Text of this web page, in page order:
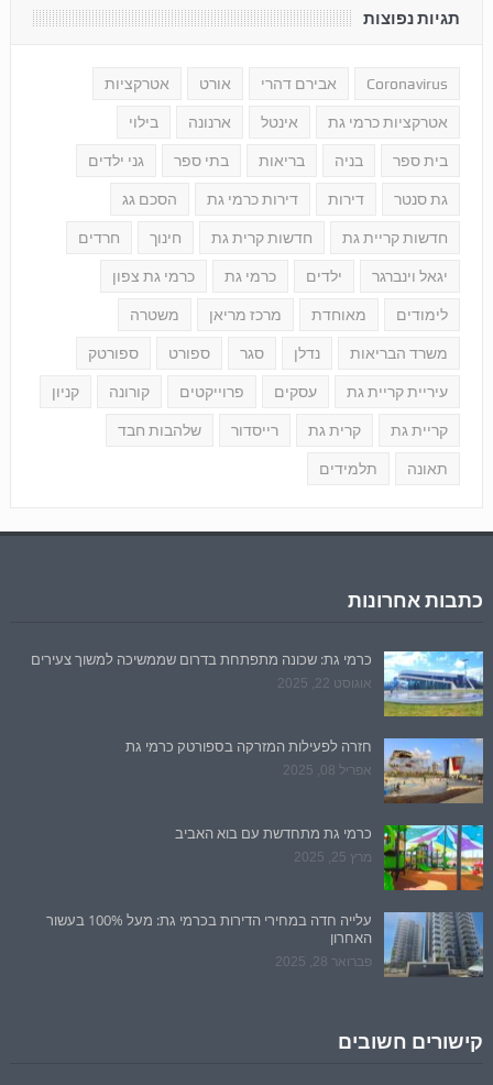
תגיות נפוצות
Coronavirus אבירם דהרי אורט אטרקציות
אטרקציות כרמי גת אינטל ארנונה בילוי
בית ספר בניה בריאות בתי ספר גני ילדים
גת סנטר דירות דירות כרמי גת הסכם גג
חדשות קריית גת חדשות קרית גת חינוך חרדים
יגאל וינברגר ילדים כרמי גת כרמי גת צפון
לימודים מאוחדת מרכז מריאן משטרה
משרד הבריאות נדלן סגר ספורט ספורטק
עיריית קריית גת עסקים פרוייקטים קורונה קניון
קריית גת קרית גת רייסדור שלהבות חבד
תאונה תלמידים
כתבות אחרונות
כרמי גת: שכונה מתפתחת בדרום שממשיכה למשוך צעירים
אוגוסט 22, 2025
חזרה לפעילות המזרקה בספורטק כרמי גת
אפריל 08, 2025
כרמי גת מתחדשת עם בוא האביב
מרץ 25, 2025
עלייה חדה במחירי הדירות בכרמי גת: מעל 100% בעשור
האחרון
פברואר 28, 2025
קישורים חשובים